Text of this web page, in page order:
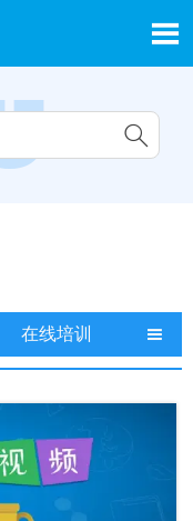


在线培训 